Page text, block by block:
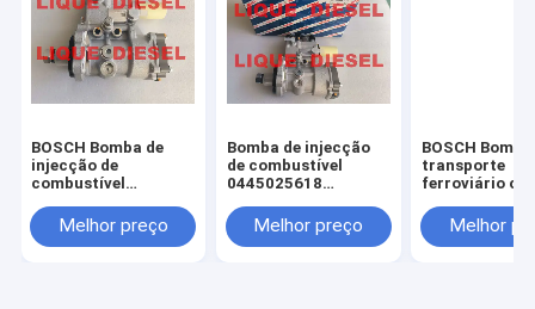
BOSCH Bomba de
injecção de
combustível
5338665 Bomba de
injecção Common
Melhor preço
Bomba de injecção
de combustível
0445025618
injecção de
combustível 0 445
Melhor preço
BOSCH
transporte
ferroviário
020 531
ME230534
Melhor